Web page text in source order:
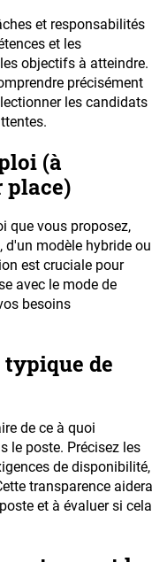
et responsabilités
et les
objectifs à atteindre.
précisément
les candidats
(à
place)
que vous proposez,
modèle hybride ou
est cruciale pour
avec le mode de
besoins
de
de ce à quoi
le poste. Précisez les
de disponibilité,
transparence aidera
et à évaluer si cela